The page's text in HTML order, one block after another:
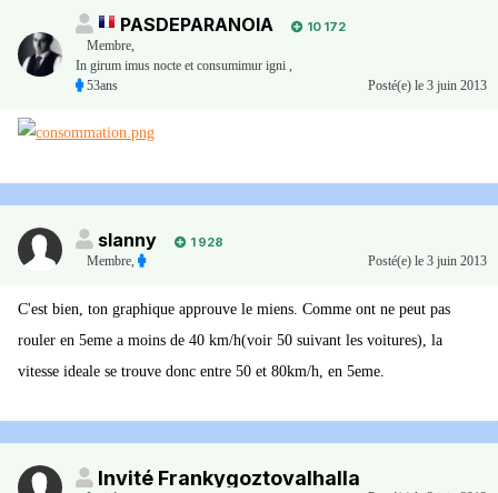
PASDEPARANOIA
10 172
Membre
In girum imus nocte et consumimur igni ,
53ans
Posté(e) le 3 juin 2013
slanny
1 928
Membre
Posté(e) le 3 juin 2013
C'est bien, ton graphique approuve le miens. Comme ont ne peut pas
rouler en 5eme a moins de 40 km/h(voir 50 suivant les voitures), la
vitesse ideale se trouve donc entre 50 et 80km/h, en 5eme.
Invité Frankygoztovalhalla